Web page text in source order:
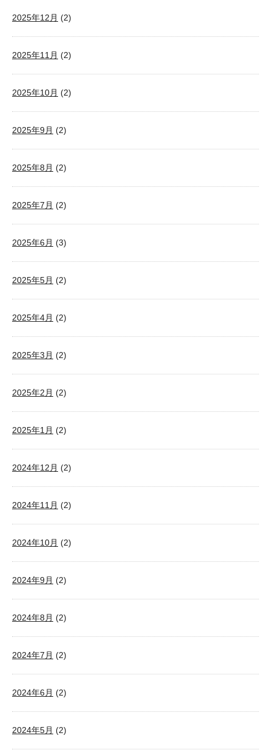
2025年12月 (2)
2025年11月 (2)
2025年10月 (2)
2025年9月 (2)
2025年8月 (2)
2025年7月 (2)
2025年6月 (3)
2025年5月 (2)
2025年4月 (2)
2025年3月 (2)
2025年2月 (2)
2025年1月 (2)
2024年12月 (2)
2024年11月 (2)
2024年10月 (2)
2024年9月 (2)
2024年8月 (2)
2024年7月 (2)
2024年6月 (2)
2024年5月 (2)